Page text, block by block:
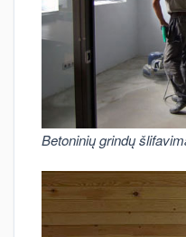
Betoninių grindų